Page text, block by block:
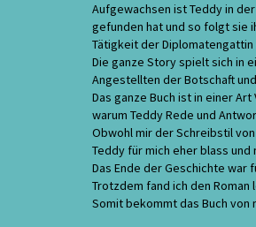
Aufgewachsen ist Teddy in
gefunden hat und so folgt sie
Tätigkeit der Diplomatengattin
Die ganze Story spielt sich in
Angestellten der Botschaft
Das ganze Buch ist in einer
warum Teddy Rede und
Obwohl mir der Schreibstil
Teddy für mich eher blass und
Das Ende der Geschichte war
Trotzdem fand ich den
Somit bekommt das Buch von